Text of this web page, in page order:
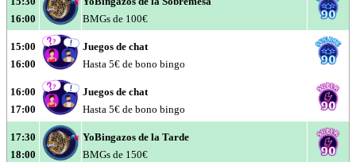
16:00
BMGs de 100€
15:00
16:00
Juegos de chat
Hasta 5€ de bono bingo
16:00
17:00
Juegos de chat
Hasta 5€ de bono bingo
17:30
18:00
YoBingazos de la Tarde
BMGs de 150€